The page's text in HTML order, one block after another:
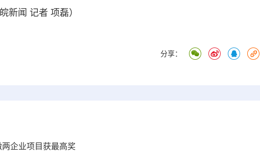
新闻 记者 项磊）
分享：
企业项目获最高奖